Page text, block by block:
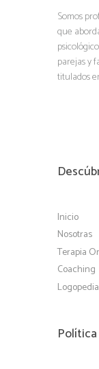
Somos
que
parejas y
titulados
Inicio
Nosotras
Terapia
Coaching
Logopedia